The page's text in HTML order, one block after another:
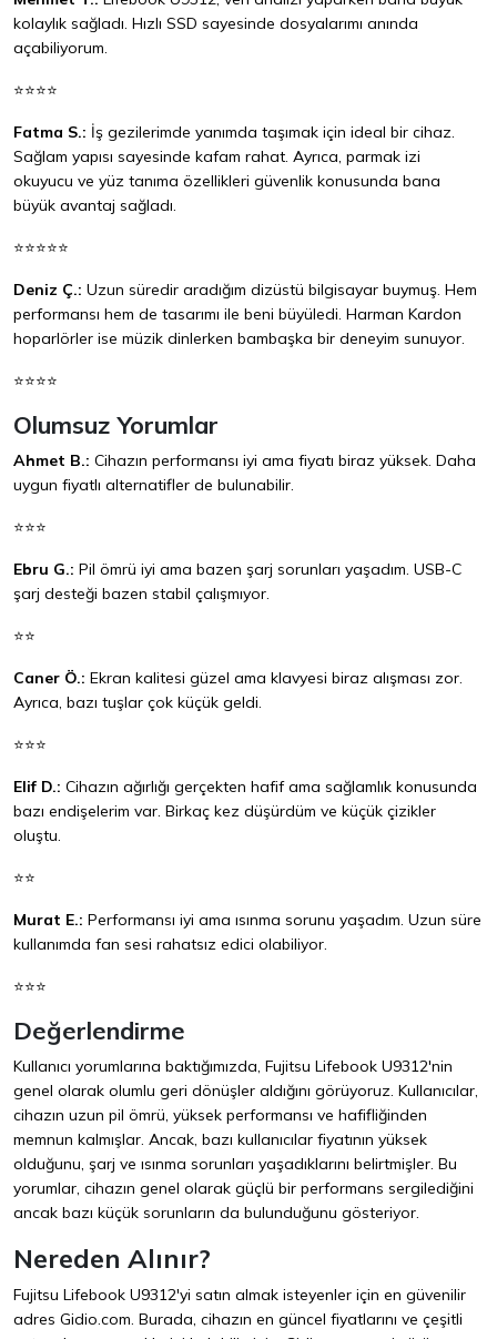
kolaylık sağladı. Hızlı SSD sayesinde dosyalarımı anında
açabiliyorum.
⭐⭐⭐⭐
Fatma S.: İş gezilerimde yanımda taşımak için ideal bir cihaz.
Sağlam yapısı sayesinde kafam rahat. Ayrıca, parmak izi
okuyucu ve yüz tanıma özellikleri güvenlik konusunda bana
büyük avantaj sağladı.
⭐⭐⭐⭐⭐
Deniz Ç.: Uzun süredir aradığım dizüstü bilgisayar buymuş. Hem
performansı hem de tasarımı ile beni büyüledi. Harman Kardon
hoparlörler ise müzik dinlerken bambaşka bir deneyim sunuyor.
⭐⭐⭐⭐
Olumsuz Yorumlar
Ahmet B.: Cihazın performansı iyi ama fiyatı biraz yüksek. Daha
uygun fiyatlı alternatifler de bulunabilir.
⭐⭐⭐
Ebru G.: Pil ömrü iyi ama bazen şarj sorunları yaşadım. USB-C
şarj desteği bazen stabil çalışmıyor.
⭐⭐
Caner Ö.: Ekran kalitesi güzel ama klavyesi biraz alışması zor.
Ayrıca, bazı tuşlar çok küçük geldi.
⭐⭐⭐
Elif D.: Cihazın ağırlığı gerçekten hafif ama sağlamlık konusunda
bazı endişelerim var. Birkaç kez düşürdüm ve küçük çizikler
oluştu.
⭐⭐
Murat E.: Performansı iyi ama ısınma sorunu yaşadım. Uzun süre
kullanımda fan sesi rahatsız edici olabiliyor.
⭐⭐⭐
Değerlendirme
Kullanıcı yorumlarına baktığımızda, Fujitsu Lifebook U9312'nin
genel olarak olumlu geri dönüşler aldığını görüyoruz. Kullanıcılar,
cihazın uzun pil ömrü, yüksek performansı ve hafifliğinden
memnun kalmışlar. Ancak, bazı kullanıcılar fiyatının yüksek
olduğunu, şarj ve ısınma sorunları yaşadıklarını belirtmişler. Bu
yorumlar, cihazın genel olarak güçlü bir performans sergilediğini
ancak bazı küçük sorunların da bulunduğunu gösteriyor.
Nereden Alınır?
Fujitsu Lifebook U9312'yi satın almak isteyenler için en güvenilir
adres Gidio.com. Burada, cihazın en güncel fiyatlarını ve çeşitli